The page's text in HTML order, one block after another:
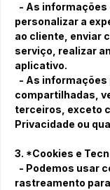
- As informações
personalizar a
ao cliente, enviar
serviço, realizar
aplicativo.
- As informações
compartilhadas,
terceiros, exceto
Privacidade ou
3. *Cookies e
- Podemos usar
rastreamento